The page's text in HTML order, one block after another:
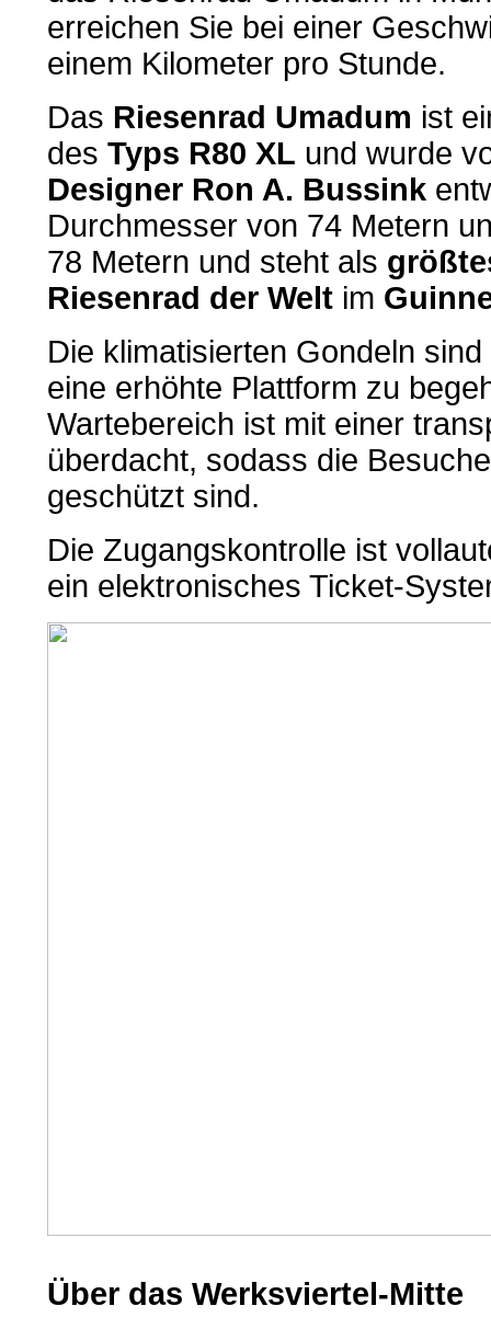
erreichen Sie bei einer
einem Kilometer pro Stunde.
Das Riesenrad Umadum ist
des Typs R80 XL und wurde
Designer Ron A. Bussink
Durchmesser von 74 Metern
78 Metern und steht als
Riesenrad der Welt im
Die klimatisierten Gondeln
eine erhöhte Plattform zu
Wartebereich ist mit einer
überdacht, sodass die
geschützt sind.
Die Zugangskontrolle ist
ein elektronisches Ticket-
Über das Werksviertel-Mitte